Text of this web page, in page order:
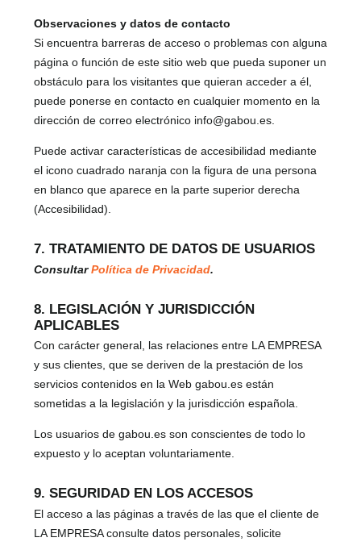
Observaciones y datos de contacto
Si encuentra barreras de acceso o problemas con alguna
página o función de este sitio web que pueda suponer un
obstáculo para los visitantes que quieran acceder a él,
puede ponerse en contacto en cualquier momento en la
dirección de correo electrónico info@gabou.es.
Puede activar características de accesibilidad mediante
el icono cuadrado naranja con la figura de una persona
en blanco que aparece en la parte superior derecha
(Accesibilidad).
7. TRATAMIENTO DE DATOS DE USUARIOS
ConsultarPolítica de Privacidad.
8. LEGISLACIÓN Y JURISDICCIÓN
APLICABLES
Con carácter general, las relaciones entre LA EMPRESA
y sus clientes, que se deriven de la prestación de los
servicios contenidos en la Web gabou.es están
sometidas a la legislación y la jurisdicción española.
Los usuarios de gabou.es son conscientes de todo lo
expuesto y lo aceptan voluntariamente.
9. SEGURIDAD EN LOS ACCESOS
El acceso a las páginas a través de las que el cliente de
LA EMPRESA consulte datos personales, solicite